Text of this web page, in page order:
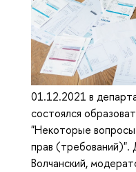
01.12.2021 в
состоялся
"Некоторые вопросы
прав (требований)".
Волчанский,